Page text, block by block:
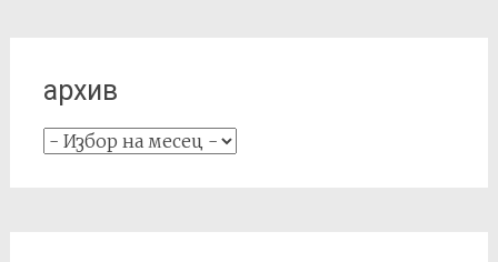
архив
архив